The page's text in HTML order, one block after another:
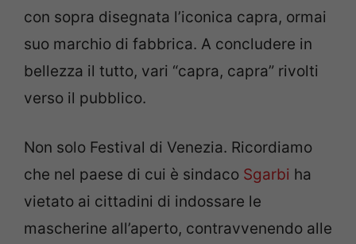
con sopra disegnata l’iconica capra, ormai
suo marchio di fabbrica. A concludere in
bellezza il tutto, vari “capra, capra” rivolti
verso il pubblico.
Non solo Festival di Venezia. Ricordiamo
che nel paese di cui è sindaco Sgarbi ha
vietato ai cittadini di indossare le
mascherine all’aperto, contravvenendo alle